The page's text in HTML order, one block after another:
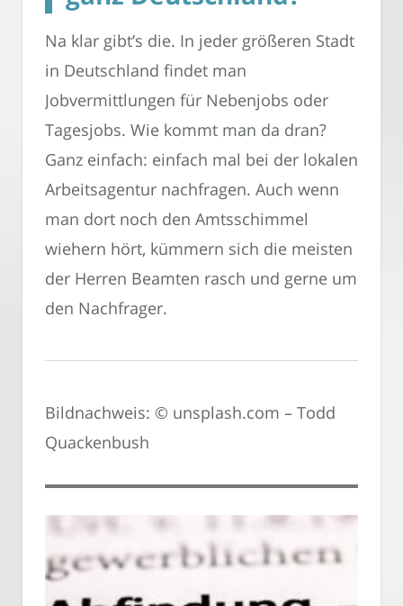
Na klar gibt’s die. In jeder größeren Stadt
in Deutschland findet man
Jobvermittlungen für Nebenjobs oder
Tagesjobs. Wie kommt man da dran?
Ganz einfach: einfach mal bei der lokalen
Arbeitsagentur nachfragen. Auch wenn
man dort noch den Amtsschimmel
wiehern hört, kümmern sich die meisten
der Herren Beamten rasch und gerne um
den Nachfrager.
Bildnachweis: © unsplash.com – Todd
Quackenbush